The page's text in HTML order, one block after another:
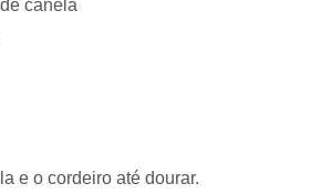
canela
e o cordeiro até dourar.